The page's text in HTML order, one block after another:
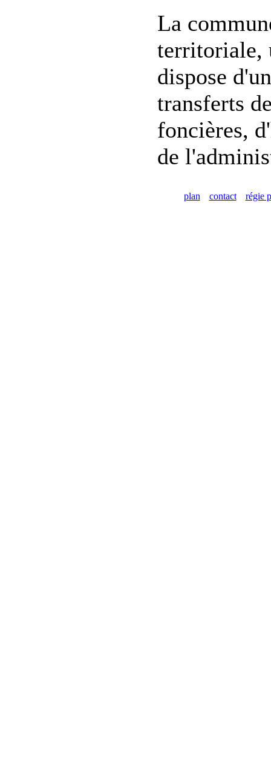
La
territoriale,
dispose
transferts
foncières,
de
plan contact régie